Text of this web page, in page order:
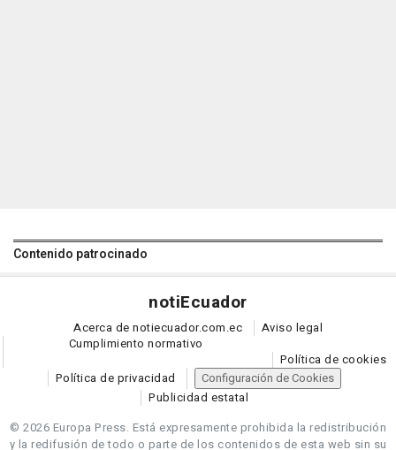
Contenido patrocinado
notiEcuador
Acerca de notiecuador.com.ec
Aviso legal
Cumplimiento normativo
Política de cookies
Política de privacidad
Configuración de Cookies
Publicidad estatal
© 2026 Europa Press. Está expresamente prohibida la redistribución
y la redifusión de todo o parte de los contenidos de esta web sin su